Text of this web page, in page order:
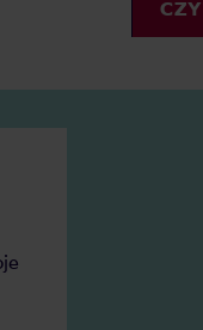
do szkoły i czym